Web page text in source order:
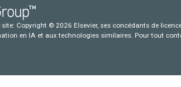
Copyright © 2026 Elsevier, ses concédants de
en IA et aux technologies similaires. Pour tout